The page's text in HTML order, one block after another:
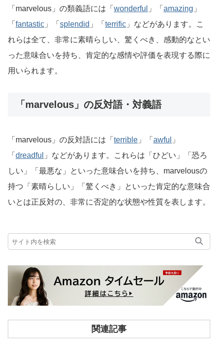
「marvelous」の類義語には「 wonderful 」「 amazing 」
「 fantastic 」「 splendid 」「 terrific 」などがあります。こ
れらは全て、非常に素晴らしい、驚くべき、感動的なとい
った意味合いを持ち、肯定的な感情や評価を表現する際に
用いられます。
「marvelous」の反対語・対義語
「marvelous」の反対語には「 terrible 」「 awful
」
「 dreadful
」などがあります。これらは「ひどい」「恐ろ
しい」「最悪な」といった意味合いを持ち、marvelousの
持つ「素晴らしい」「驚くべき」といった肯定的な意味合
いとは正反対の、非常に否定的な状態や性質を表します。
関連記事